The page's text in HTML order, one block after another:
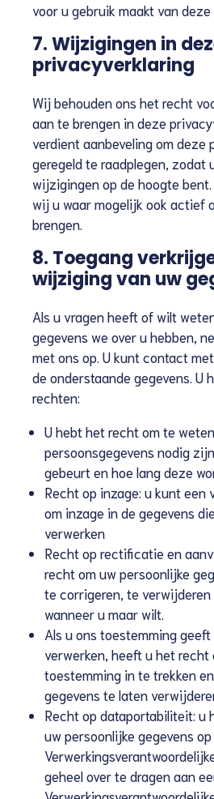
voor u gebruik maakt van deze
7. Wijzigingen in
privacyverklaring
Wij behouden ons het recht
aan te brengen in deze
verdient aanbeveling om deze
geregeld te raadplegen, zodat
wijzigingen op de hoogte
wij u waar mogelijk ook actief
brengen.
8. Toegang
wijziging van uw
Als u vragen heeft of wilt
gegevens we over u hebben,
met ons op. U kunt contact
de onderstaande gegevens. U
rechten:
U hebt het recht om te
persoonsgegevens nodig
gebeurt en hoe lang deze
Recht op inzage: u kunt een
om inzage in de gegevens
verwerken
Recht op rectificatie en
recht om uw persoonlijke
te corrigeren, te verwijderen
wanneer u maar wilt.
Als u ons toestemming
verwerken, heeft u het recht
toestemming in te trekken
gegevens te laten
Recht op dataportabiliteit: u
uw persoonlijke gegevens
geheel over te dragen aan